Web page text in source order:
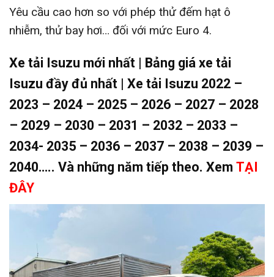
Yêu cầu cao hơn so với phép thử đếm hạt ô
nhiễm, thử bay hơi… đối với mức Euro 4.
Xe tải Isuzu mới nhất | Bảng giá xe tải
Isuzu đầy đủ nhất | Xe tải Isuzu 2022 –
2023 – 2024 – 2025 – 2026 – 2027 – 2028
– 2029 – 2030 – 2031 – 2032 – 2033 –
2034- 2035 – 2036 – 2037 – 2038 – 2039 –
2040….. Và những năm tiếp theo. Xem TẠI
ĐÂY